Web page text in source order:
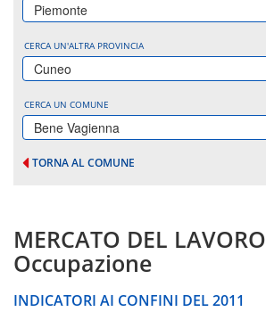
Piemonte
CERCA UN'ALTRA PROVINCIA
Cuneo
CERCA UN COMUNE
Bene Vagienna
TORNA AL COMUNE
MERCATO DEL LAVORO
Occupazione
INDICATORI AI CONFINI DEL 2011